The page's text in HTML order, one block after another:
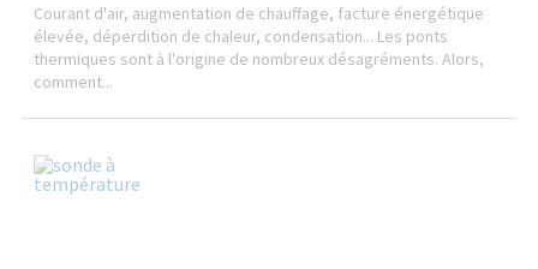
Courant d'air, augmentation de chauffage, facture énergétique
élevée, déperdition de chaleur, condensation... Les ponts
thermiques sont à l'origine de nombreux désagréments. Alors,
comment...